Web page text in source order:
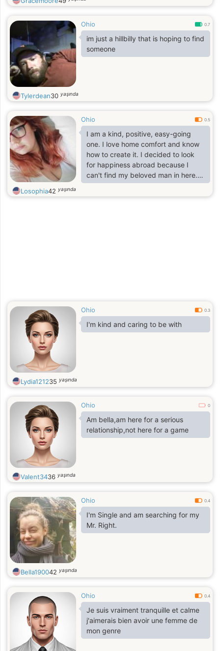
Ohio 0.7
im just a hillbilly that is hoping to find
someone
Tylerdean30 yaşında
Ohio 0.5
I am a kind, positive, easy-going
one. I love home comfort and know
how to create it. I decided to look
for happiness abroad because I
can't find my beloved man in here.
You may drop me a few lines in a
letter or invite me for a one-on-one
Losophia42 yaşında
Ohio 0.3
I'm kind and caring to be with
Lydia121235 yaşında
Ohio 0
Am bella,am here for a serious
relationship,not here for a game
Valent3436 yaşında
Ohio 0.4
I'm Single and am searching for my
Mr. Right.
Bella190042 yaşında
Ohio 0.4
Je suis vraiment tranquille et calme
j'aimerais bien avoir une femme de
mon genre